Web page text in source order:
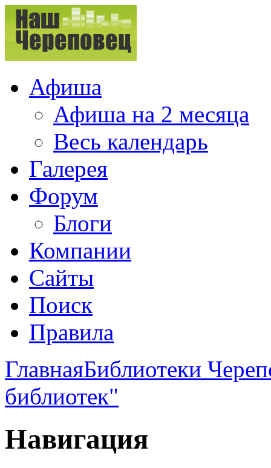
Афиша
Афиша на 2 месяца
Весь календарь
Галерея
Форум
Блоги
Компании
Сайты
Поиск
Правила
ГлавнаяБиблиотеки
библиотек"
Навигация